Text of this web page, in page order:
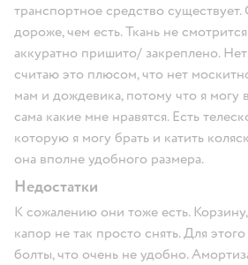
транспортное средство существует.
дороже, чем есть. Ткань не
аккуратно пришито/ закреплено.
считаю это плюсом, что нет
мам и дождевика, потому что я могу
сама какие мне нравятся. Есть
которую я могу брать и катить
она вполне удобного размера.
Недостатки
К сожалению они тоже есть.
капор не так просто снять. Для
болты, что очень не удобно.